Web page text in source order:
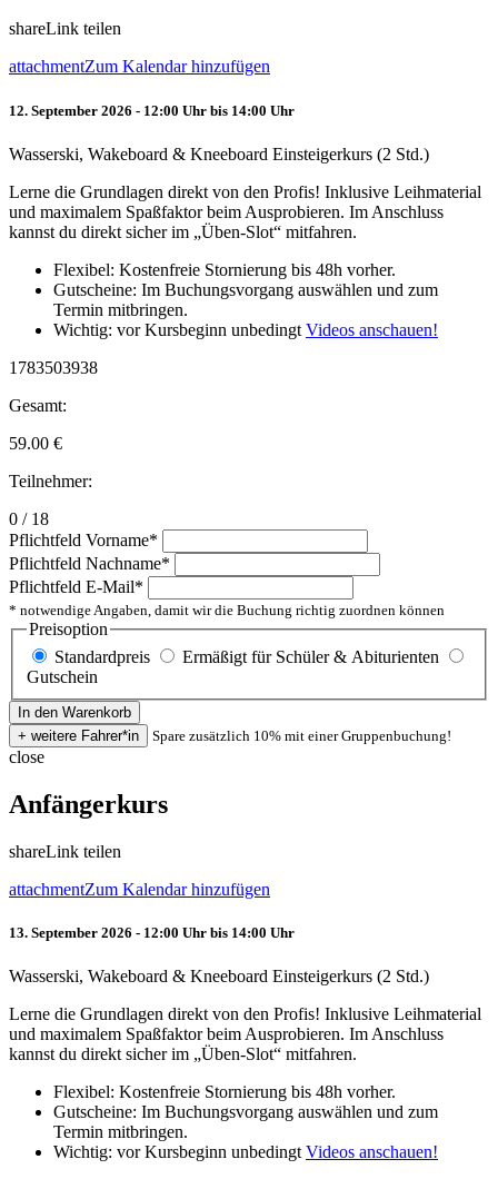
shareLink teilen
attachmentZum Kalendar hinzufügen
12. September 2026 - 12:00 Uhr bis 14:00 Uhr
Wasserski, Wakeboard & Kneeboard Einsteigerkurs (2 Std.)
Lerne die Grundlagen direkt von den Profis! Inklusive Leihmaterial
und maximalem Spaßfaktor beim Ausprobieren. Im Anschluss
kannst du direkt sicher im „Üben-Slot“ mitfahren.
Flexibel: Kostenfreie Stornierung bis 48h vorher.
Gutscheine: Im Buchungsvorgang auswählen und zum
Termin mitbringen.
Wichtig: vor Kursbeginn unbedingt Videos anschauen!
1783503938
Gesamt:
59.00 €
Teilnehmer:
0 / 18
Pflichtfeld Vorname*
Pflichtfeld Nachname*
Pflichtfeld E-Mail*
* notwendige Angaben, damit wir die Buchung richtig zuordnen können
Preisoption
Standardpreis
Ermäßigt für Schüler & Abiturienten
Gutschein
Spare zusätzlich 10% mit einer Gruppenbuchung!
close
Anfängerkurs
shareLink teilen
attachmentZum Kalendar hinzufügen
13. September 2026 - 12:00 Uhr bis 14:00 Uhr
Wasserski, Wakeboard & Kneeboard Einsteigerkurs (2 Std.)
Lerne die Grundlagen direkt von den Profis! Inklusive Leihmaterial
und maximalem Spaßfaktor beim Ausprobieren. Im Anschluss
kannst du direkt sicher im „Üben-Slot“ mitfahren.
Flexibel: Kostenfreie Stornierung bis 48h vorher.
Gutscheine: Im Buchungsvorgang auswählen und zum
Termin mitbringen.
Wichtig: vor Kursbeginn unbedingtVideos anschauen!